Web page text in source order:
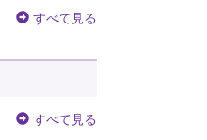
すべて見る
すべて見る